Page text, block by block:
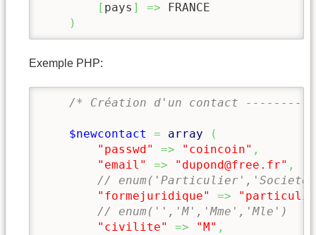
[ pays ] => FRANCE
)
Exemple PHP:
/* Création d'un contact
$newcontact = array
(
"passwd"
=> "coincoin" ,
"email"
=> "dupond@free.fr" ,
//
"formejuridique"
=>
// enum('','M','Mme','Mle')
"civilite"
=> "M" ,